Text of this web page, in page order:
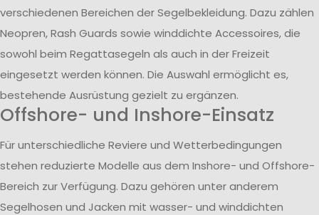
verschiedenen Bereichen der Segelbekleidung. Dazu zählen
Neopren, Rash Guards sowie winddichte Accessoires, die
sowohl beim Regattasegeln als auch in der Freizeit
eingesetzt werden können. Die Auswahl ermöglicht es,
bestehende Ausrüstung gezielt zu ergänzen.
Offshore- und Inshore-Einsatz
Für unterschiedliche Reviere und Wetterbedingungen
stehen reduzierte Modelle aus dem Inshore- und Offshore-
Bereich zur Verfügung. Dazu gehören unter anderem
Segelhosen und Jacken mit wasser- und winddichten